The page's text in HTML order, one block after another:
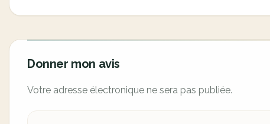
Donner mon avis
Votre adresse électronique ne sera pas publiée.